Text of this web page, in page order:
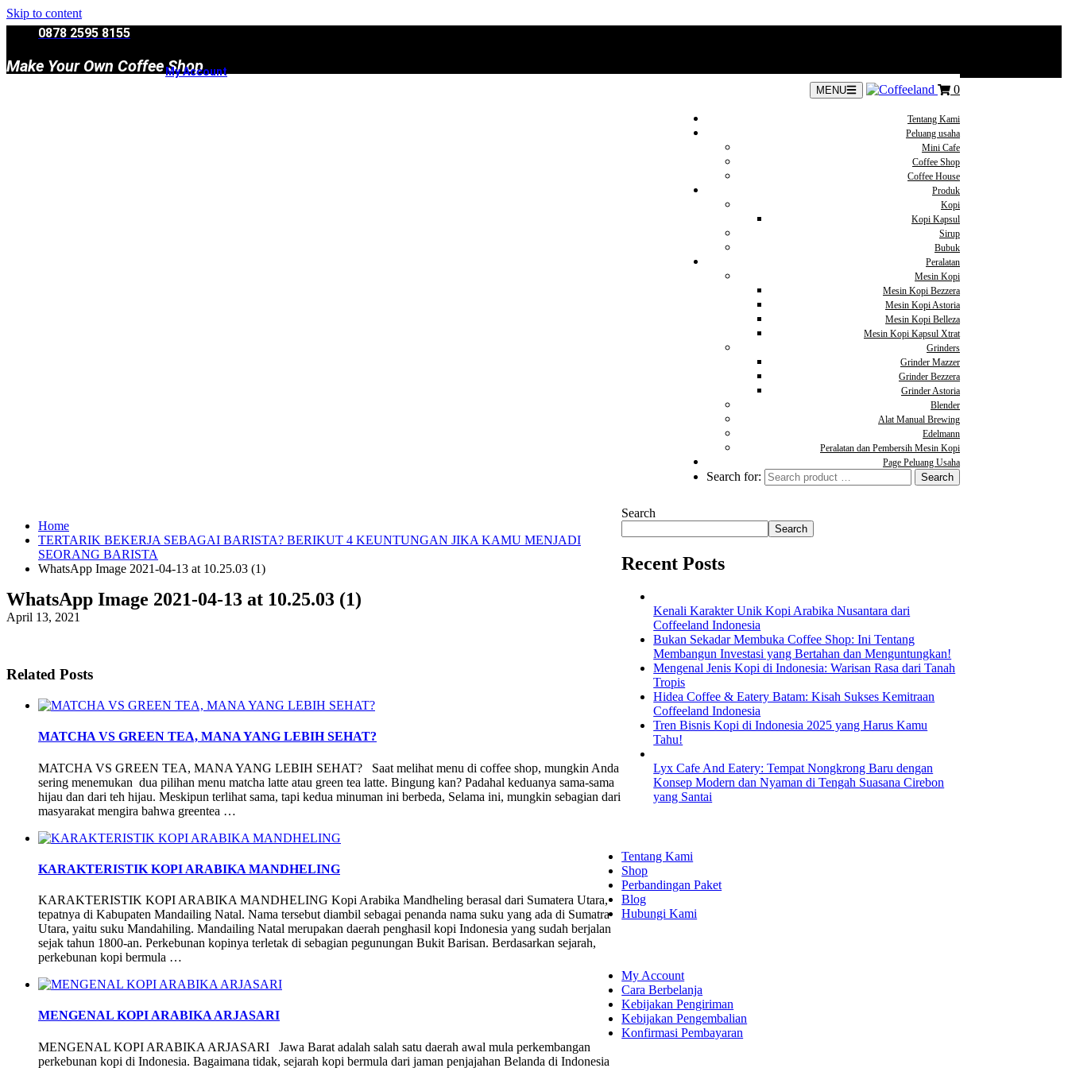
Skip to content
0878 2595 8155
Make Your Own Coffee Shop
My Account
MENU 0
Tentang Kami
Peluang usaha
Mini Cafe
Coffee Shop
Coffee House
Produk
Kopi
Kopi Kapsul
Sirup
Bubuk
Peralatan
Mesin Kopi
Mesin Kopi Bezzera
Mesin Kopi Astoria
Mesin Kopi Belleza
Mesin Kopi Kapsul Xtrat
Grinders
Grinder Mazzer
Grinder Bezzera
Grinder Astoria
Blender
Alat Manual Brewing
Edelmann
Peralatan dan Pembersih Mesin Kopi
Page Peluang Usaha
Search for:
Home
TERTARIK BEKERJA SEBAGAI BARISTA? BERIKUT 4 KEUNTUNGAN JIKA KAMU MENJADI
SEORANG BARISTA
WhatsApp Image 2021-04-13 at 10.25.03 (1)
WhatsApp Image 2021-04-13 at 10.25.03 (1)
April 13, 2021
Related Posts
MATCHA VS GREEN TEA, MANA YANG LEBIH SEHAT?
MATCHA VS GREEN TEA, MANA YANG LEBIH SEHAT? Saat melihat menu di coffee shop, mungkin Anda
sering menemukan dua pilihan menu matcha latte atau green tea latte. Bingung kan? Padahal keduanya sama-sama
hijau dan dari teh hijau. Meskipun terlihat sama, tapi kedua minuman ini berbeda, Selama ini, mungkin sebagian dari
masyarakat mengira bahwa greentea …
KARAKTERISTIK KOPI ARABIKA MANDHELING
KARAKTERISTIK KOPI ARABIKA MANDHELING Kopi Arabika Mandheling berasal dari Sumatera Utara,
tepatnya di Kabupaten Mandailing Natal. Nama tersebut diambil sebagai penanda nama suku yang ada di Sumatra
Utara, yaitu suku Mandahiling. Mandailing Natal merupakan daerah penghasil kopi Indonesia yang sudah berjalan
sejak tahun 1800-an. Perkebunan kopinya terletak di sebagian pegunungan Bukit Barisan. Berdasarkan sejarah,
perkebunan kopi bermula …
MENGENAL KOPI ARABIKA ARJASARI
MENGENAL KOPI ARABIKA ARJASARI Jawa Barat adalah salah satu daerah awal mula perkembangan
perkebunan kopi di Indonesia. Bagaimana tidak, sejarah kopi bermula dari jaman penjajahan Belanda di Indonesia
Search
Search
Recent Posts
Kenali Karakter Unik Kopi Arabika Nusantara dari
Coffeeland Indonesia
Bukan Sekadar Membuka Coffee Shop: Ini Tentang
Membangun Investasi yang Bertahan dan Menguntungkan!
Mengenal Jenis Kopi di Indonesia: Warisan Rasa dari Tanah
Tropis
Hidea Coffee & Eatery Batam: Kisah Sukses Kemitraan
Coffeeland Indonesia
Tren Bisnis Kopi di Indonesia 2025 yang Harus Kamu
Tahu!
Lyx Cafe And Eatery: Tempat Nongkrong Baru dengan
Konsep Modern dan Nyaman di Tengah Suasana Cirebon
yang Santai
Tentang Kami
Shop
Perbandingan Paket
Blog
Hubungi Kami
My Account
Cara Berbelanja
Kebijakan Pengiriman
Kebijakan Pengembalian
Konfirmasi Pembayaran